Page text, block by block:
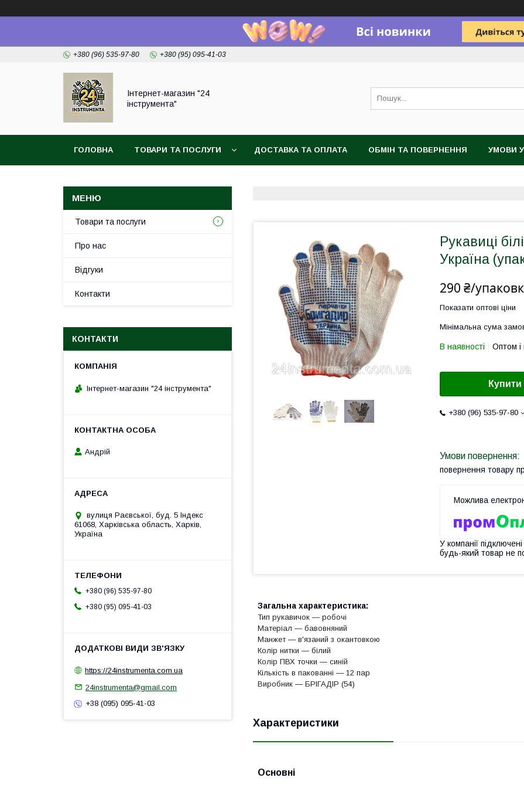
+380 (96) 535-97-80 +380 (95) 095-41-03
Інтернет-магазин "24
інструмента"
ГОЛОВНА ТОВАРИ ТА ПОСЛУГИ ДОСТАВКА ТА ОПЛАТА ОБМІН ТА ПОВЕРНЕННЯ УМОВИ
Рукавиці
Україна
290 ₴/
Показати оптові ціни
Мінімальна сума
В наявності Оптом і
Купити
+380 (96) 535-97-80
повернення товару
У компанії
будь-який товар не
Загальна характеристика:
Тип рукавичок — робочі
Матеріал — бавовняний
Манжет — в'язаний з окантовкою
Колір нитки — білий
Колір ПВХ точки — синій
Кількість в пакованні — 12 пар
Виробник ― БРІГАДІР (54)
Характеристики
Основні
Товари та послуги
Про нас
Відгуки
Контакти
КОНТАКТИ
Інтернет-магазин "24 інструмента"
Андрій
вулиця Раєвської, буд. 5 Індекс
61068, Харківська область, Харків,
Україна
+380 (96) 535-97-80
+380 (95) 095-41-03
https://24instrumenta.com.ua
24instrumenta@gmail.com
+38 (095) 095-41-03